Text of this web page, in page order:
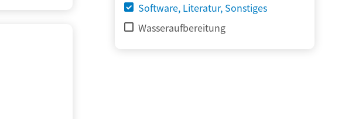
Software, Literatur, Sonstiges
Wasseraufbereitung